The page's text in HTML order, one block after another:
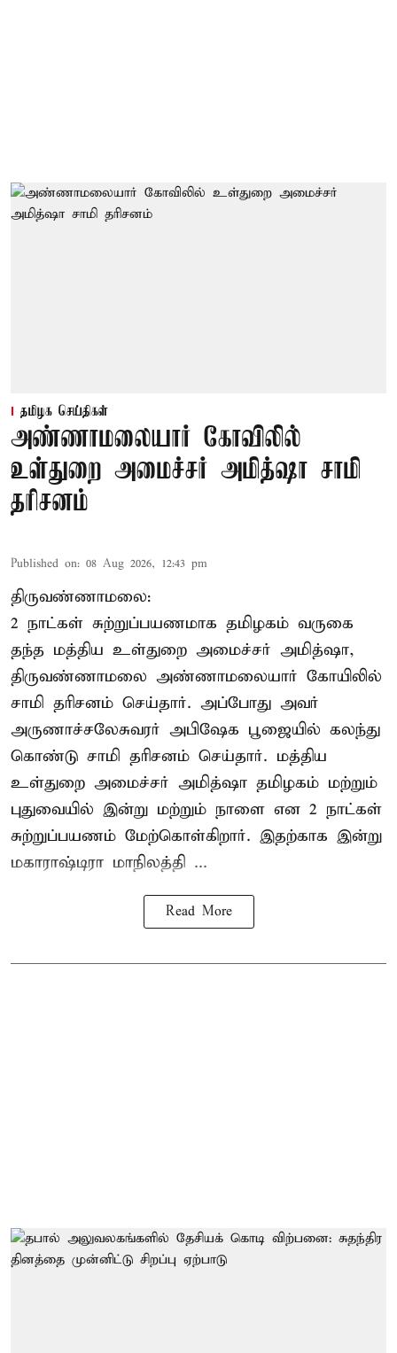
தமிழக செய்திகள்
அண்ணாமலையார் கோவிலில்
உள்துறை அமைச்சர் அமித்ஷா சாமி
தரிசனம்
Published on: 08 Aug 2026, 12:43 pm
திருவண்ணாமலை:
2 நாட்கள் சுற்றுப்பயணமாக தமிழகம் வருகை
தந்த மத்திய உள்துறை அமைச்சர் அமித்ஷா,
திருவண்ணாமலை அண்ணாமலையார் கோயிலில்
சாமி தரிசனம் செய்தார். அப்போது அவர்
அருணாச்சலேசுவரர் அபிஷேக பூஜையில் கலந்து
கொண்டு சாமி தரிசனம் செய்தார். மத்திய
உள்துறை அமைச்சர் அமித்ஷா தமிழகம் மற்றும்
புதுவையில் இன்று மற்றும் நாளை என 2 நாட்கள்
சுற்றுப்பயணம் மேற்கொள்கிறார். இதற்காக இன்று
மகாராஷ்டிரா மாநிலத்தி ...
Read More